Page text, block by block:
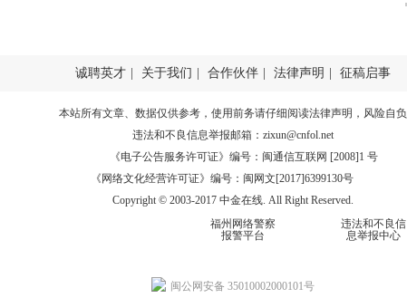
诚聘英才 关于我们 合作伙伴 法律声明 征稿启事
本站所有文章、数据仅供参考，使用前务请仔细阅读法律声明 ，风险自负
违法和不良信息举报邮箱： zixun@cnfol.net
《电子公告服务许可证》编号：闽通信互联网 [2008]1 号
《网络文化经营许可证》编号：闽网文[2017]6399130号
Copyright © 2003-2017 中金在线. All Right Reserved.
福州网络警察
报警平台
违法和不良信
息举报中心
闽公网安备 35010002000101号